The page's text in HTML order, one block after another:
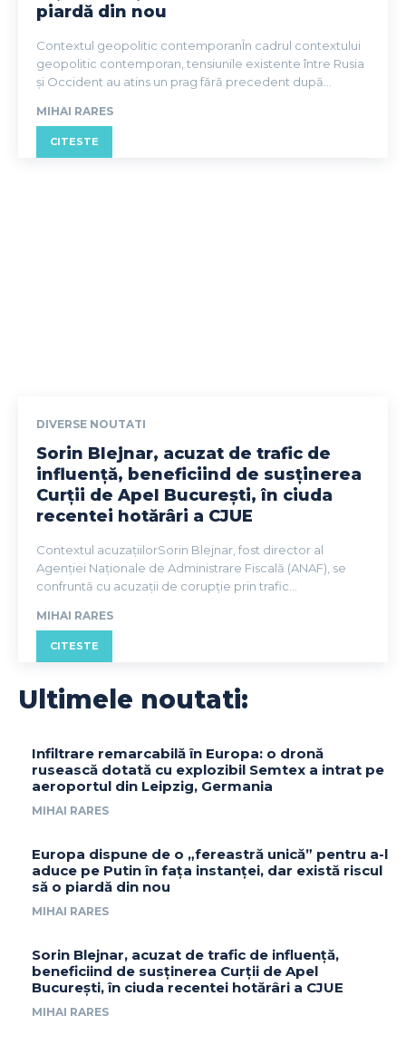
piardă din nou
Contextul geopolitic contemporanÎn cadrul contextului
geopolitic contemporan, tensiunile existente între Rusia
și Occident au atins un prag fără precedent după...
MIHAI RARES
CITESTE
DIVERSE NOUTATI
Sorin Blejnar, acuzat de trafic de
influență, beneficiind de susținerea
Curții de Apel București, în ciuda
recentei hotărâri a CJUE
Contextul acuzațiilorSorin Blejnar, fost director al
Agenției Naționale de Administrare Fiscală (ANAF), se
confruntă cu acuzații de corupție prin trafic...
MIHAI RARES
CITESTE
Ultimele noutati:
Infiltrare remarcabilă în Europa: o dronă
rusească dotată cu explozibil Semtex a intrat pe
aeroportul din Leipzig, Germania
MIHAI RARES
Europa dispune de o „fereastră unică” pentru a-l
aduce pe Putin în fața instanței, dar există riscul
să o piardă din nou
MIHAI RARES
Sorin Blejnar, acuzat de trafic de influență,
beneficiind de susținerea Curții de Apel
București, în ciuda recentei hotărâri a CJUE
MIHAI RARES